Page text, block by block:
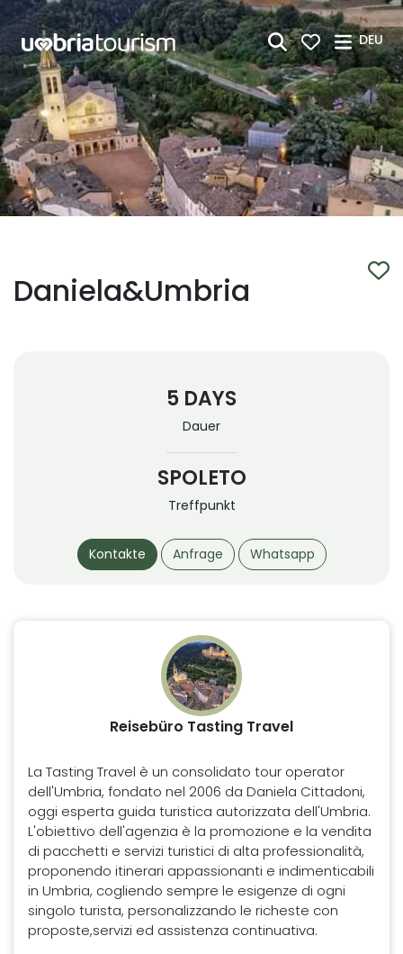
Zum Hauptinhalt springen
DEU
Daniela&Umbria
5 DAYS
Dauer
SPOLETO
Treffpunkt
Kontakte Anfrage Whatsapp
Reisebüro Tasting Travel
La Tasting Travel è un consolidato tour operator
dell'Umbria, fondato nel 2006 da Daniela Cittadoni,
oggi esperta guida turistica autorizzata dell'Umbria.
L'obiettivo dell'agenzia è la promozione e la vendita
di pacchetti e servizi turistici di alta professionalità,
proponendo itinerari appassionanti e indimenticabili
in Umbria, cogliendo sempre le esigenze di ogni
singolo turista, personalizzando le richeste con
proposte,servizi ed assistenza continuativa.